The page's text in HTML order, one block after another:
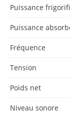
Puissance
Puissance
Fréquence
Tension
Poids net
Niveau sonore